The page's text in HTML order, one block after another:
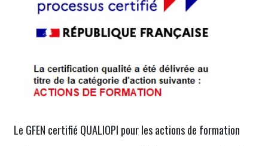
Le GFEN certifié QUALIOPI pour les actions de formation